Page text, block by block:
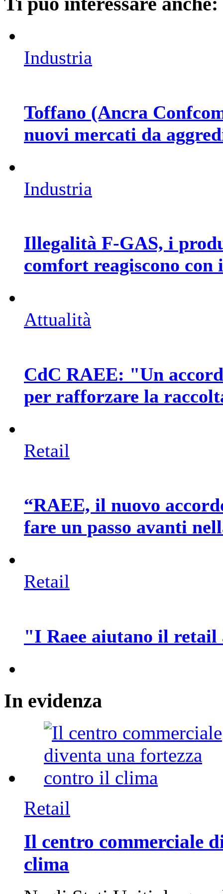
Industria
Toffano (Ancra
nuovi mercati da
Industria
Illegalità F-GAS, i
comfort reagiscono
Attualità
CdC RAEE: "Un
per rafforzare la
Retail
“RAEE, il nuovo
fare un passo avanti
Retail
"I Raee aiutano il
In evidenza
Retail
Il centro commerciale
clima